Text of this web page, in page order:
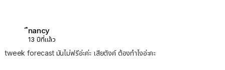
ืnancy
13 ปีที่แล้ว
tweek forecast มันไม่ฟรีอ่ะค่ะ เสียตังค์ ต้องทำไงอ่ะคะ